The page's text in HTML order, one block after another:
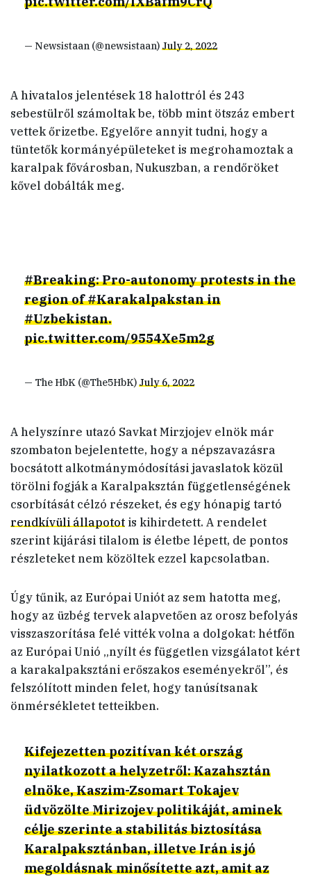
— Newsistaan (@newsistaan)July 2, 2022
A hivatalos jelentések 18 halottról és 243
sebestülről számoltak be, több mint ötszáz embert
vettek őrizetbe. Egyelőre annyit tudni, hogy a
tüntetők kormányépületeket is megrohamoztak a
karalpak fővárosban, Nukuszban, a rendőröket
kővel dobálták meg.
#Breaking: Pro-autonomy protests in the
region of#Karakalpakstanin
#Uzbekistan.
pic.twitter.com/9554Xe5m2g
— The HbK (@The5HbK)July 6, 2022
A helyszínre utazó Savkat Mirzjojev elnök már
szombaton bejelentette, hogy a népszavazásra
bocsátott alkotmánymódosítási javaslatok közül
törölni fogják a Karalpaksztán függetlenségének
csorbítását célzó részeket, és egy hónapig tartó
rendkívüli állapotot is kihirdetett. A rendelet
szerint kijárási tilalom is életbe lépett, de pontos
részleteket nem közöltek ezzel kapcsolatban.
Úgy tűnik, az Európai Uniót az sem hatotta meg,
hogy az üzbég tervek alapvetően az orosz befolyás
visszaszorítása felé vitték volna a dolgokat: hétfőn
az Európai Unió „nyílt és független vizsgálatot kért
a karakalpaksztáni erőszakos eseményekről”, és
felszólított minden felet, hogy tanúsítsanak
önmérsékletet tetteikben.
Kifejezetten pozitívan két ország
nyilatkozott a helyzetről: Kazahsztán
elnöke, Kaszim-Zsomart Tokajev
üdvözölte Mirizojev politikáját, aminek
célje szerinte a stabilitás biztosítása
Karalpaksztánban, illetve Irán is jó
megoldásnak minősítette azt, amit az